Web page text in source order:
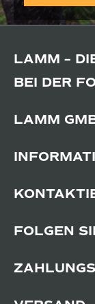
LAMM –
BEI DER
LAMM
FOLGEN